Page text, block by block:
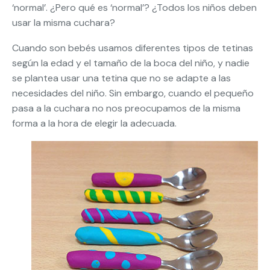
‘normal’. ¿Pero qué es ‘normal’? ¿Todos los niños deben
usar la misma cuchara?
Cuando son bebés usamos diferentes tipos de tetinas
según la edad y el tamaño de la boca del niño, y nadie
se plantea usar una tetina que no se adapte a las
necesidades del niño. Sin embargo, cuando el pequeño
pasa a la cuchara no nos preocupamos de la misma
forma a la hora de elegir la adecuada.